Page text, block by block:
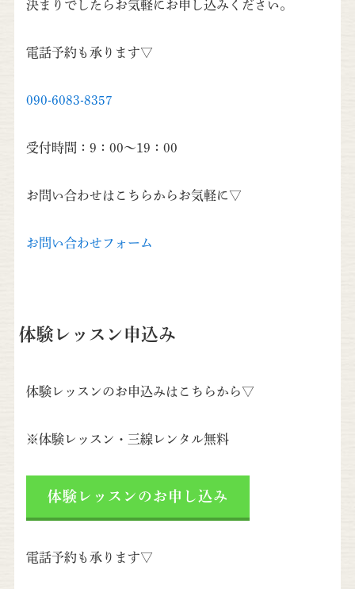
決まりでしたらお気軽にお申し込みください。
電話予約も承ります▽
090-6083-8357
受付時間：9：00～19：00
お問い合わせはこちらからお気軽に▽
お問い合わせフォーム
体験レッスン申込み
体験レッスンのお申込みはこちらから▽
※体験レッスン・三線レンタル無料
体験レッスンのお申し込み
電話予約も承ります▽